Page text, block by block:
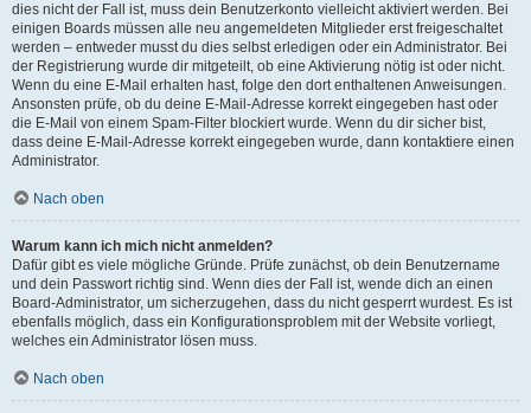
dies nicht der Fall ist, muss dein Benutzerkonto vielleicht aktiviert werden. Bei
einigen Boards müssen alle neu angemeldeten Mitglieder erst freigeschaltet
werden – entweder musst du dies selbst erledigen oder ein Administrator. Bei
der Registrierung wurde dir mitgeteilt, ob eine Aktivierung nötig ist oder nicht.
Wenn du eine E-Mail erhalten hast, folge den dort enthaltenen Anweisungen.
Ansonsten prüfe, ob du deine E-Mail-Adresse korrekt eingegeben hast oder
die E-Mail von einem Spam-Filter blockiert wurde. Wenn du dir sicher bist,
dass deine E-Mail-Adresse korrekt eingegeben wurde, dann kontaktiere einen
Administrator.
Nach oben
Warum kann ich mich nicht anmelden?
Dafür gibt es viele mögliche Gründe. Prüfe zunächst, ob dein Benutzername
und dein Passwort richtig sind. Wenn dies der Fall ist, wende dich an einen
Board-Administrator, um sicherzugehen, dass du nicht gesperrt wurdest. Es ist
ebenfalls möglich, dass ein Konfigurationsproblem mit der Website vorliegt,
welches ein Administrator lösen muss.
Nach oben